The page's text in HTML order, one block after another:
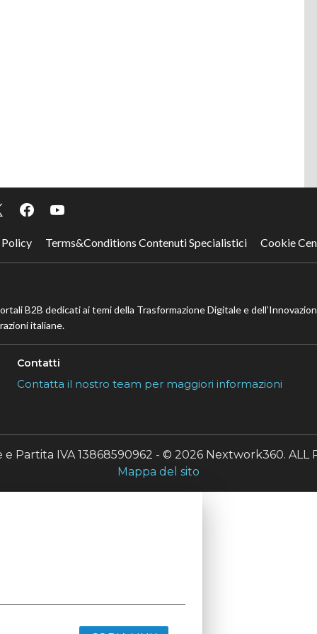
Terms&Conditions Contenuti Specialistici Cookie
B2B dedicati ai temi della Trasformazione Digitale e
italiane.
Contatti
Contatta il nostro team per maggiori informazioni
Partita IVA 13868590962 - © 2026 Nextwork360. ALL
Mappa del sito